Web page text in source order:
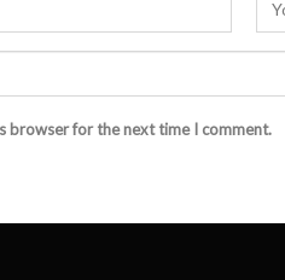
browser for the next time I comment.